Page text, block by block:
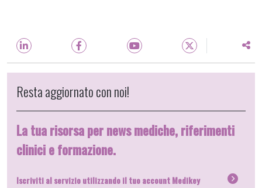
Resta aggiornato con noi!
La tua risorsa per news mediche, riferimenti
clinici e formazione.
Iscriviti al servizio utilizzando il tuo account Medikey